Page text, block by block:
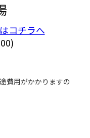
コチラへ
費用がかかりますの